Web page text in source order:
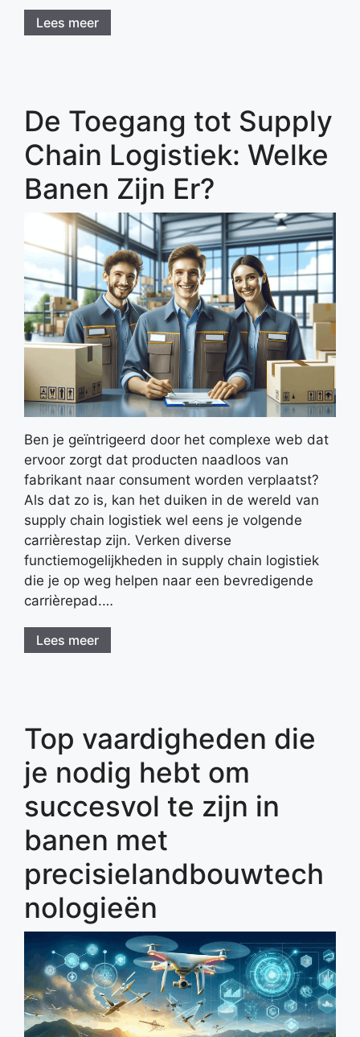
Lees meer
De Toegang tot Supply
Chain Logistiek: Welke
Banen Zijn Er?
Ben je geïntrigeerd door het complexe web dat
ervoor zorgt dat producten naadloos van
fabrikant naar consument worden verplaatst?
Als dat zo is, kan het duiken in de wereld van
supply chain logistiek wel eens je volgende
carrièrestap zijn. Verken diverse
functiemogelijkheden in supply chain logistiek
die je op weg helpen naar een bevredigende
carrièrepad.…
Lees meer
Top vaardigheden die
je nodig hebt om
succesvol te zijn in
banen met
precisielandbouwtech
nologieën